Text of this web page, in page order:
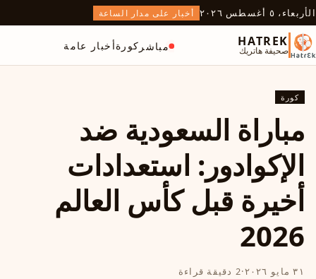
الأربعاء، ٥ أغسطس ٢٠٢٦ أخبار على مدار الساعة
HATREK
صحيفة هاتريك مباشر كورةأخبار عامة
كورة
مباراة السعودية ضد
الإكوادور: استعدادات
أخيرة قبل كأس العالم
2026
٣١ مايو ٢٠٢٦ ·2 دقيقة قراءة